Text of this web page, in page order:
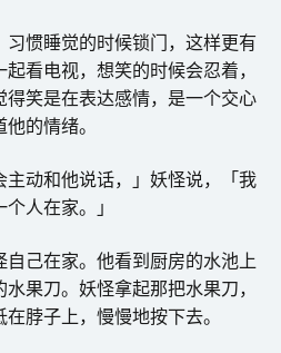
惯睡觉的时候锁门，这样更有
看电视，想笑的时候会忍着，
笑是在表达感情，是一个交心
的情绪。
主动和他说话，」妖怪说，「我
人在家。」
己在家。他看到厨房的水池上
果刀。妖怪拿起那把水果刀，
脖子上，慢慢地按下去。